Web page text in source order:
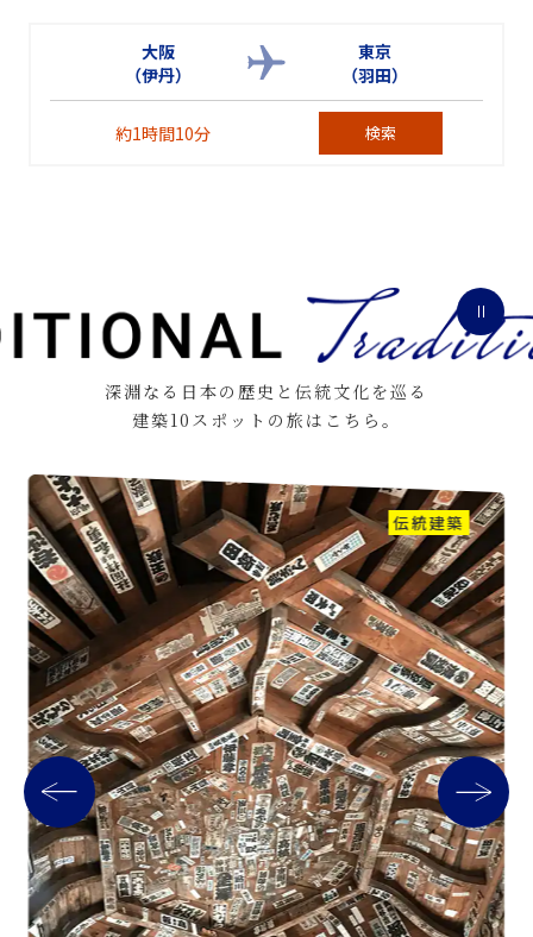
大阪
（伊丹）
東京
（羽田）
約1時間10分 検索
深淵なる日本の歴史と伝統文化を巡る
建築10スポットの旅はこちら。
伝統建築